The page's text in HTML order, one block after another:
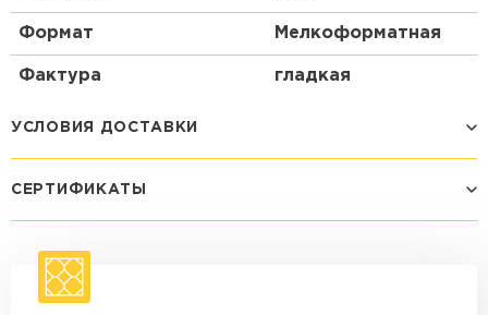
Формат Мелкоформатная
Фактура гладкая
УСЛОВИЯ ДОСТАВКИ
макс. длина груза 4 м
Машина - 1,5 тн до 20 м3
СЕРТИФИКАТЫ